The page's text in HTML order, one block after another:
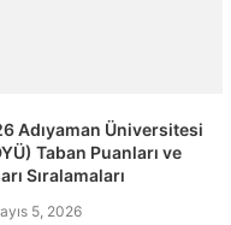
Adıyaman Üniversitesi
Taban Puanları ve
Sıralamaları
5, 2026